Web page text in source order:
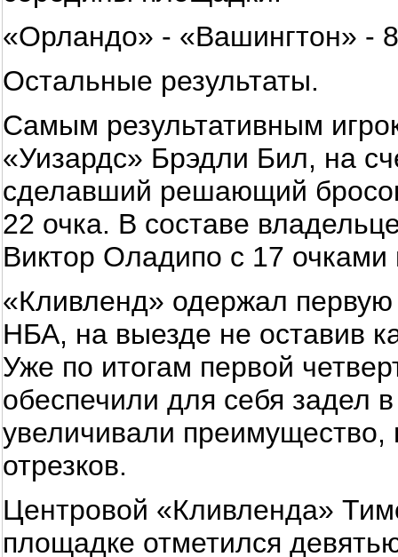
«Орландо» - «Вашингтон» -
Остальные результаты.
Самым результативным
«Уизардс» Брэдли Бил, на
сделавший решающий
22 очка. В составе
Виктор Оладипо с 17
«Кливленд» одержал
НБА, на выезде не оставив
Уже по итогам первой
обеспечили для себя задел
увеличивали
отрезков.
Центровой «Кливленда»
площадке отметился